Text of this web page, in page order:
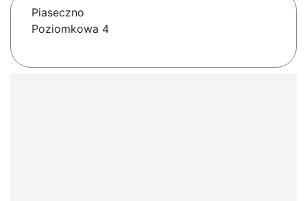
Piaseczno
Poziomkowa 4